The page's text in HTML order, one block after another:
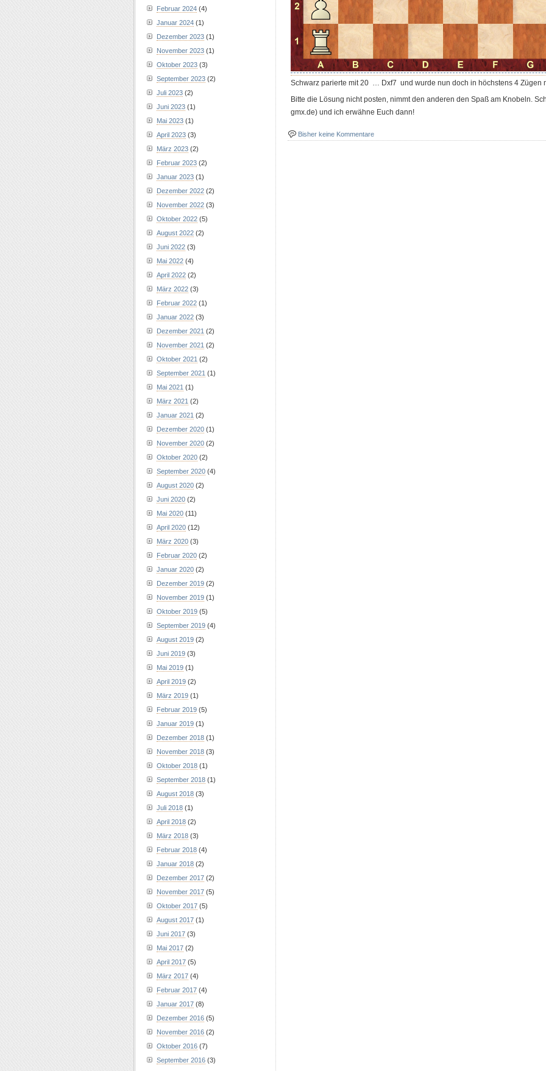
Schwarz parierte mit 20 … Dxf7 und wurde nun doch in höchstens 4 Zügen
Bitte die Lösung nicht posten, nimmt den anderen den Spaß am Knobeln.
gmx.de) und ich erwähne Euch dann!
Bisher keine Kommentare
Februar 2024 (4)
Januar 2024 (1)
Dezember 2023 (1)
November 2023 (1)
Oktober 2023 (3)
September 2023 (2)
Juli 2023 (2)
Juni 2023 (1)
Mai 2023 (1)
April 2023 (3)
März 2023 (2)
Februar 2023 (2)
Januar 2023 (1)
Dezember 2022 (2)
November 2022 (3)
Oktober 2022 (5)
August 2022 (2)
Juni 2022 (3)
Mai 2022 (4)
April 2022 (2)
März 2022 (3)
Februar 2022 (1)
Januar 2022 (3)
Dezember 2021 (2)
November 2021 (2)
Oktober 2021 (2)
September 2021 (1)
Mai 2021 (1)
März 2021 (2)
Januar 2021 (2)
Dezember 2020 (1)
November 2020 (2)
Oktober 2020 (2)
September 2020 (4)
August 2020 (2)
Juni 2020 (2)
Mai 2020 (11)
April 2020 (12)
März 2020 (3)
Februar 2020 (2)
Januar 2020 (2)
Dezember 2019 (2)
November 2019 (1)
Oktober 2019 (5)
September 2019 (4)
August 2019 (2)
Juni 2019 (3)
Mai 2019 (1)
April 2019 (2)
März 2019 (1)
Februar 2019 (5)
Januar 2019 (1)
Dezember 2018 (1)
November 2018 (3)
Oktober 2018 (1)
September 2018 (1)
August 2018 (3)
Juli 2018 (1)
April 2018 (2)
März 2018 (3)
Februar 2018 (4)
Januar 2018 (2)
Dezember 2017 (2)
November 2017 (5)
Oktober 2017 (5)
August 2017 (1)
Juni 2017 (3)
Mai 2017 (2)
April 2017 (5)
März 2017 (4)
Februar 2017 (4)
Januar 2017 (8)
Dezember 2016 (5)
November 2016 (2)
Oktober 2016 (7)
September 2016 (3)